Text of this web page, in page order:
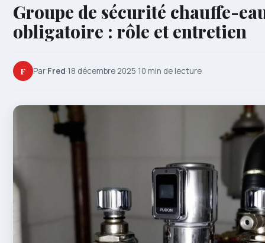
Groupe de sécurité chauffe-
obligatoire : rôle et entretien
F Par Fred·18 décembre 2025·10 min de lecture